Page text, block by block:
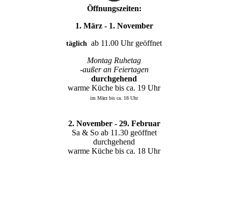
Öffnungszeiten:
1. März - 1. November
täglich ab 11.00 Uhr geöffnet
Montag Ruhetag
-außer an Feiertagen
durchgehend
warme Küche bis ca. 19 Uhr
im März bis ca. 18 Uhr
2. November - 29. Februar
Sa & So ab 11.30 geöffnet
durchgehend
warme Küche bis ca. 18 Uhr